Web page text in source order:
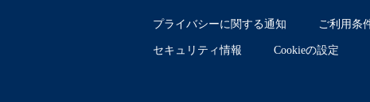
プライバシーに関する通知 ご利用条
セキュリティ情報 Cookieの設定